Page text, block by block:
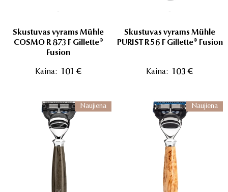
-
Skustuvas vyrams Mühle
COSMO R 873 F Gillette®
Fusion
Kaina: 101 €
-
Skustuvas vyrams Mühle
PURIST R 56 F Gillette® Fusion
Kaina: 103 €
Naujiena Naujiena